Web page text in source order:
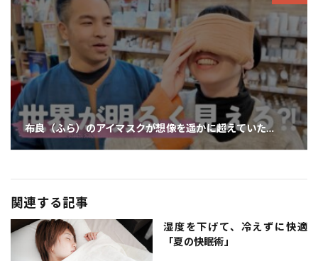
布良（ふら）のアイマスクが想像を遥かに超えていた…
関連する記事
湿度を下げて、冷えずに快適
「夏の快眠術」